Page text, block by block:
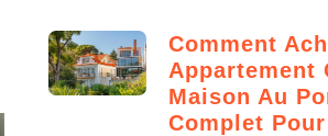
Comment
Appartement
Maison Au
Complet